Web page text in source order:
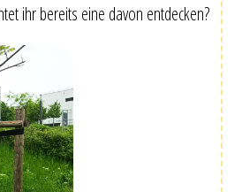
ihr bereits eine davon entdecken?